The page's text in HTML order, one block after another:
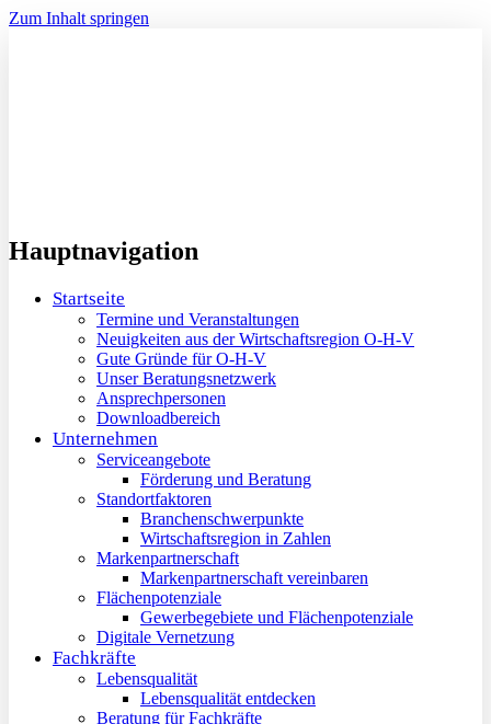
Zum Inhalt springen
Hauptnavigation
Startseite
Termine und Veranstaltungen
Neuigkeiten aus der Wirtschaftsregion O-H-V
Gute Gründe für O-H-V
Unser Beratungsnetzwerk
Ansprechpersonen
Downloadbereich
Unternehmen
Serviceangebote
Förderung und Beratung
Standortfaktoren
Branchenschwerpunkte
Wirtschaftsregion in Zahlen
Markenpartnerschaft
Markenpartnerschaft vereinbaren
Flächenpotenziale
Gewerbegebiete und Flächenpotenziale
Digitale Vernetzung
Fachkräfte
Lebensqualität
Lebensqualität entdecken
Beratung für Fachkräfte